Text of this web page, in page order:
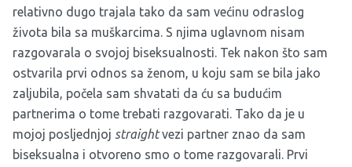
relativno dugo trajala tako da sam većinu odraslog
života bila sa muškarcima. S njima uglavnom nisam
razgovarala o svojoj biseksualnosti. Tek nakon što sam
ostvarila prvi odnos sa ženom, u koju sam se bila jako
zaljubila, počela sam shvatati da ću sa budućim
partnerima o tome trebati razgovarati. Tako da je u
mojoj posljednjoj straightvezi partner znao da sam
biseksualna i otvoreno smo o tome razgovarali. Prvi